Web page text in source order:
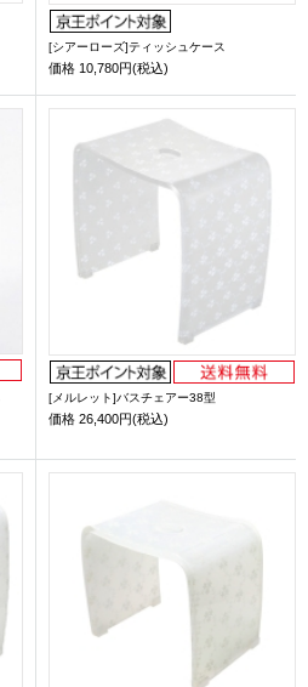
[シアーローズ]ティッシュケース
価格 10,780円(税込)
[メルレット]バスチェアー38型
価格 26,400円(税込)